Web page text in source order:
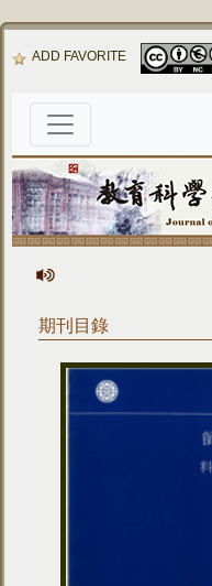
ADD FAVORITE
期刊目錄